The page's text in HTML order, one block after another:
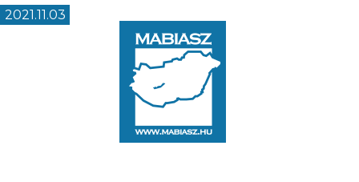
2021.11.03